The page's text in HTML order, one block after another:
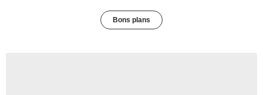
Bons plans